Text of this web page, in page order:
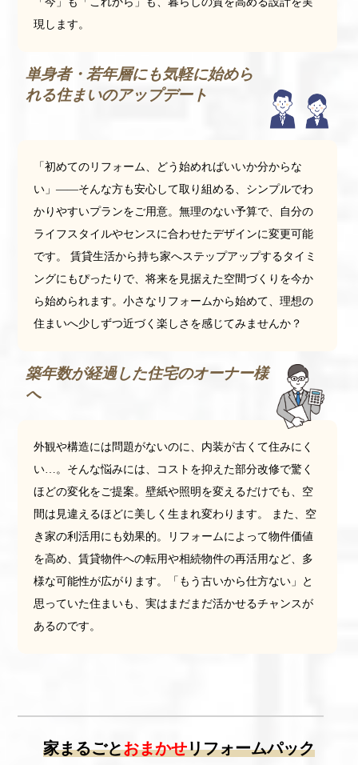
現します。
単身者・若年層にも気軽に始めら
れる住まいのアップデート
「初めてのリフォーム、どう始めればいいか分からな
い」――そんな方も安心して取り組める、シンプルでわ
かりやすいプランをご用意。無理のない予算で、自分の
ライフスタイルやセンスに合わせたデザインに変更可能
です。 賃貸生活から持ち家へステップアップするタイミ
ングにもぴったりで、将来を見据えた空間づくりを今か
ら始められます。小さなリフォームから始めて、理想の
住まいへ少しずつ近づく楽しさを感じてみませんか？
築年数が経過した住宅のオーナー様
へ
外観や構造には問題がないのに、内装が古くて住みにく
い…。そんな悩みには、コストを抑えた部分改修で驚く
ほどの変化をご提案。壁紙や照明を変えるだけでも、空
間は見違えるほどに美しく生まれ変わります。 また、空
き家の利活用にも効果的。リフォームによって物件価値
を高め、賃貸物件への転用や相続物件の再活用など、多
様な可能性が広がります。「もう古いから仕方ない」と
思っていた住まいも、実はまだまだ活かせるチャンスが
あるのです。
家まるごとおまかせリフォームパック